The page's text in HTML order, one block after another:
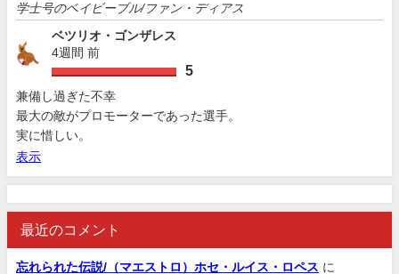
学士号のベイビーブル/ファン・ディアス
ベツリオ・ゴンザレス
4週間 前
5
兼備し過ぎた不幸
最大の敵がプロモーターであった選手。
実に惜しい。
表示
最近のコメント
忘れられた伝説/（マエストロ）ホセ・ルイス・ロペス に